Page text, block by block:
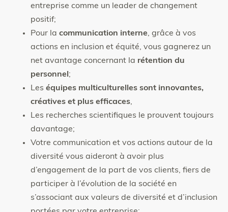
entreprise comme un leader de changement
positif;
Pour la communication interne, grâce à vos
actions en inclusion et équité, vous gagnerez un
net avantage concernant la rétention du
personnel ;
Les équipes multiculturelles sont innovantes,
créatives et plus efficaces,
Les recherches scientifiques le prouvent toujours
davantage;
Votre communication et vos actions autour de la
diversité vous aideront à avoir plus
d’engagement de la part de vos clients, fiers de
participer à l’évolution de la société en
s’associant aux valeurs de diversité et d’inclusion